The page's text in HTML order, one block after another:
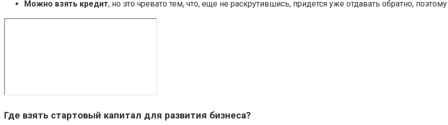
Можно взять кредит, но это чревато тем, что, еще не раскрутившись, придется уже отдавать обратно,
Где взять стартовый капитал для развития бизнеса?